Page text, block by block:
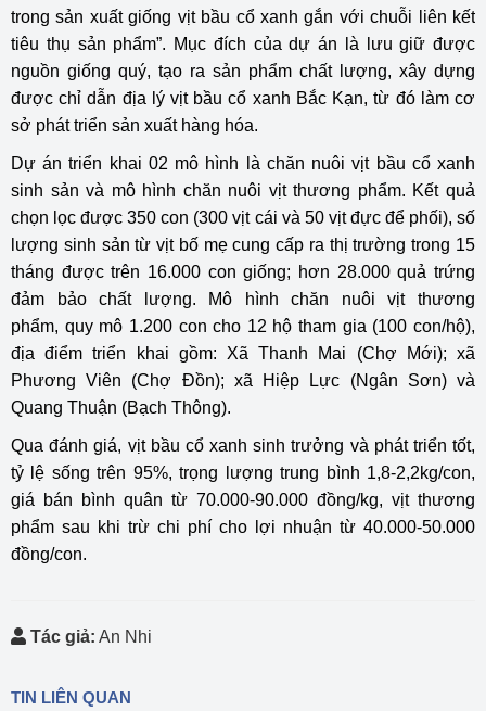
trong sản xuất giống vịt bầu cổ xanh gắn với chuỗi liên kết
tiêu thụ sản phẩm”. Mục đích của dự án là lưu giữ được
nguồn giống quý, tạo ra sản phẩm chất lượng, xây dựng
được chỉ dẫn địa lý vịt bầu cổ xanh Bắc Kạn, từ đó làm cơ
sở phát triển sản xuất hàng hóa.
Dự án triển khai 02 mô hình là chăn nuôi vịt bầu cổ xanh
sinh sản và mô hình chăn nuôi vịt thương phẩm. Kết quả
chọn lọc được 350 con (300 vịt cái và 50 vịt đực để phối), số
lượng sinh sản từ vịt bố mẹ cung cấp ra thị trường trong 15
tháng được trên 16.000 con giống; hơn 28.000 quả trứng
đảm bảo chất lượng. Mô hình chăn nuôi vịt thương
phẩm, quy mô 1.200 con cho 12 hộ tham gia (100 con/hộ),
địa điểm triển khai gồm: Xã Thanh Mai (Chợ Mới); xã
Phương Viên (Chợ Đồn); xã Hiệp Lực (Ngân Sơn) và
Quang Thuận (Bạch Thông).
Qua đánh giá, vịt bầu cổ xanh sinh trưởng và phát triển tốt,
tỷ lệ sống trên 95%, trọng lượng trung bình 1,8-2,2kg/con,
giá bán bình quân từ 70.000-90.000 đồng/kg, vịt thương
phẩm sau khi trừ chi phí cho lợi nhuận từ 40.000-50.000
đồng/con.
Tác giả: An Nhi
TIN LIÊN QUAN